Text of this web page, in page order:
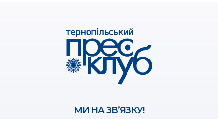
МИ НА ЗВ’ЯЗКУ!